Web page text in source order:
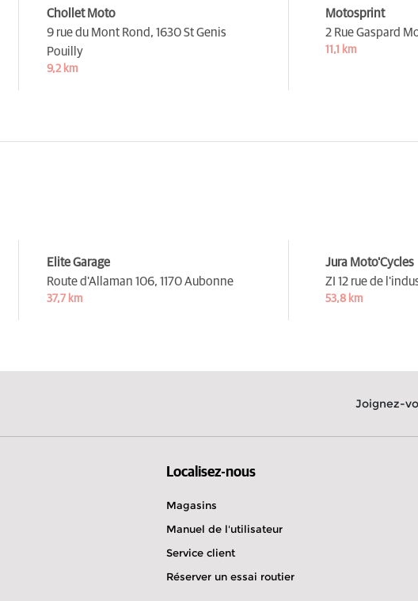
Chollet Moto
9 rue du Mont Rond, 1630 St Genis
Pouilly
9,2 km
Motosprint
2 Rue Gaspard
11,1 km
Elite Garage
Route d'Allaman 106, 1170 Aubonne
37,7 km
Jura Moto'Cycles
ZI 12 rue de
53,8 km
Joignez-
Localisez-nous
Magasins
Manuel de l'utilisateur
Service client
Réserver un essai routier